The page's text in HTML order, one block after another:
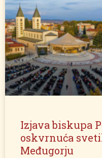
Izjava biskupa
oskvrnuća
Međugorju